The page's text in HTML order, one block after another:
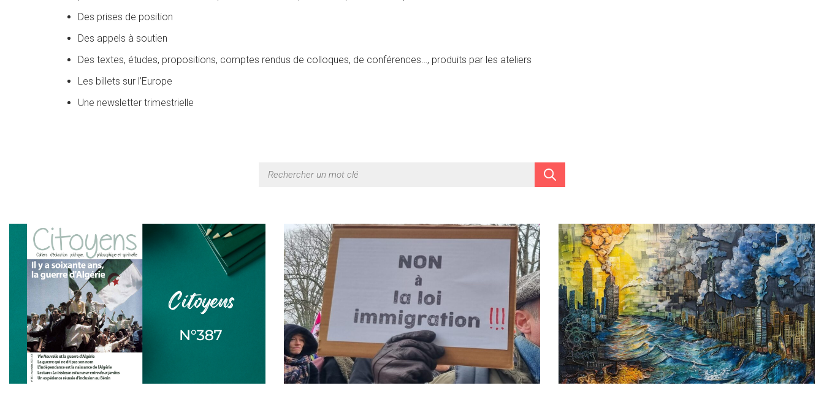
Des prises de position
Des appels à soutien
Des textes, études, propositions, comptes rendus de colloques, de conférences…, produits par les ateliers
Les billets sur l’Europe
Une newsletter trimestrielle